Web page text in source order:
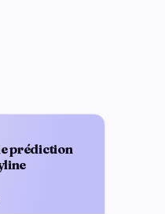
prédiction